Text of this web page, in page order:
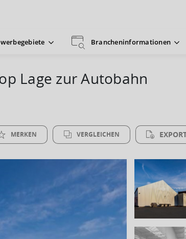
Brancheninformationen
Lage zur Autobahn
MERKEN VERGLEICHEN